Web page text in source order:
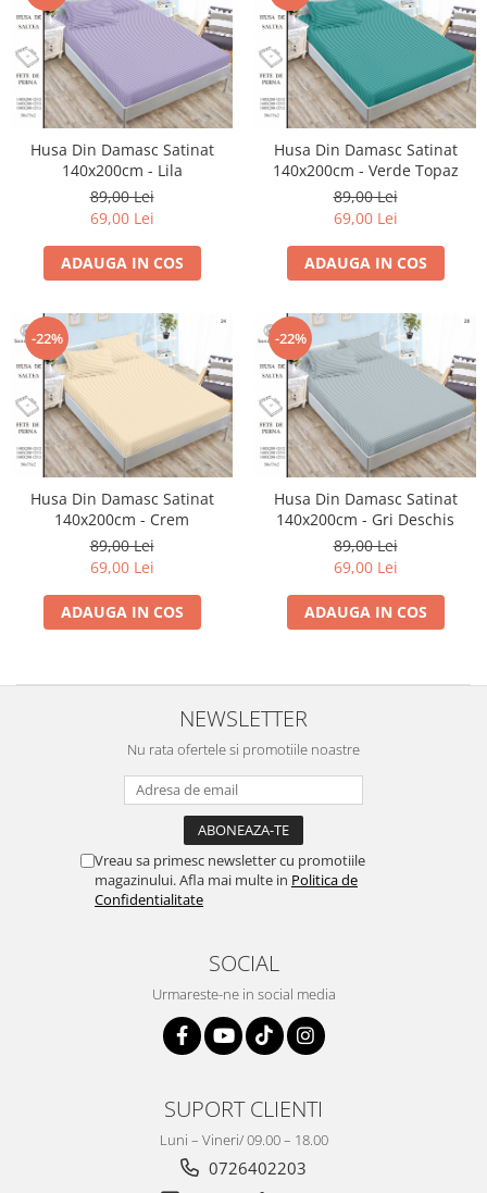
Husa Din Damasc Satinat
140x200cm - Lila
89,00 Lei
69,00 Lei
ADAUGA IN COS
Husa Din Damasc Satinat
140x200cm - Verde Topaz
89,00 Lei
69,00 Lei
ADAUGA IN COS
-22%
Husa Din Damasc Satinat
140x200cm - Crem
89,00 Lei
69,00 Lei
ADAUGA IN COS
-22%
Husa Din Damasc Satinat
140x200cm - Gri Deschis
89,00 Lei
69,00 Lei
ADAUGA IN COS
NEWSLETTER
Nu rata ofertele si promotiile noastre
Vreau sa primesc newsletter cu promotiile
magazinului. Afla mai multe in Politica de
Confidentialitate
SOCIAL
Urmareste-ne in social media
SUPORT CLIENTI
Luni – Vineri/ 09.00 – 18.00
0726402203